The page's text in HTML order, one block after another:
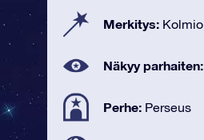
Merkitys: Kolmio
Näkyy parhaiten:
Perhe: Perseus